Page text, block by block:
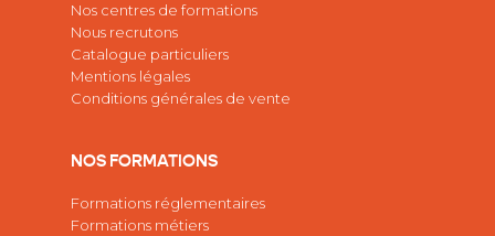
Nos centres de formations
Nous recrutons
Catalogue particuliers
Mentions légales
Conditions générales de vente
NOS FORMATIONS
Formations réglementaires
Formations métiers